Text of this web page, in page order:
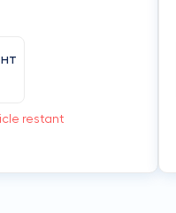
HT
restant